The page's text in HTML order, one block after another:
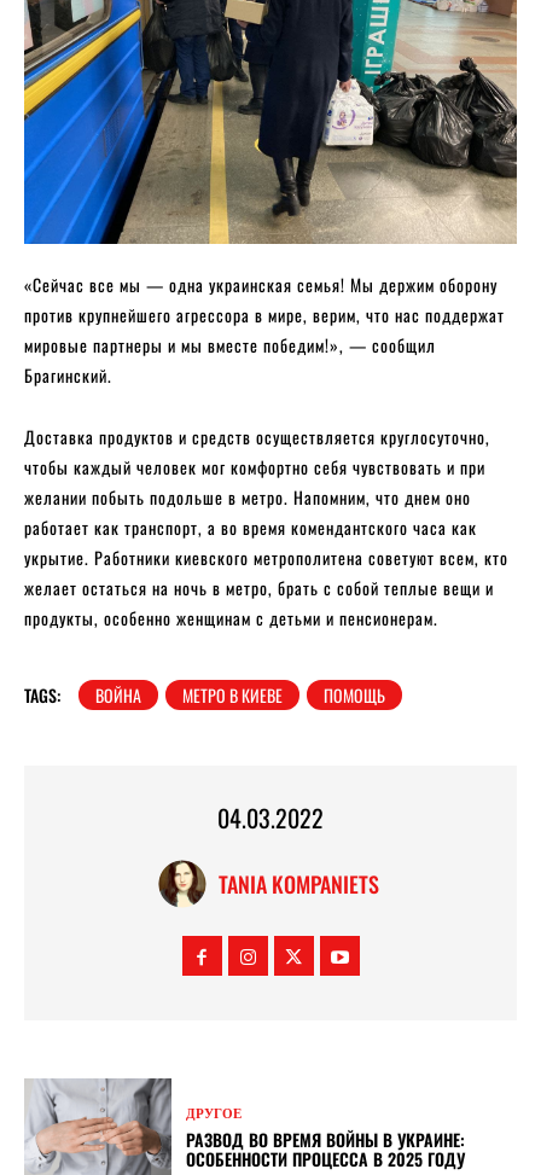
«Сейчас все мы — одна украинская семья! Мы держим оборону
против крупнейшего агрессора в мире, верим, что нас поддержат
мировые партнеры и мы вместе победим!», — сообщил
Брагинский.
Доставка продуктов и средств осуществляется круглосуточно,
чтобы каждый человек мог комфортно себя чувствовать и при
желании побыть подольше в метро. Напомним, что днем оно
работает как транспорт, а во время комендантского часа как
укрытие. Работники киевского метрополитена советуют всем, кто
желает остаться на ночь в метро, брать с собой теплые вещи и
продукты, особенно женщинам с детьми и пенсионерам.
TAGS: ВОЙНА МЕТРО В КИЕВЕ ПОМОЩЬ
04.03.2022
TANIA KOMPANIETS
ДРУГОЕ
РАЗВОД ВО ВРЕМЯ ВОЙНЫ В УКРАИНЕ:
ОСОБЕННОСТИ ПРОЦЕССА В 2025 ГОДУ